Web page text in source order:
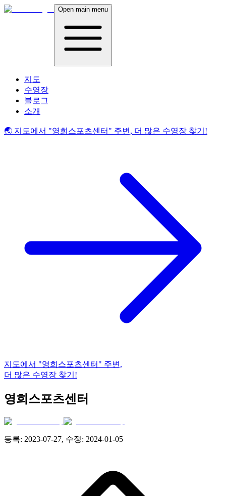
Open main menu
지도
수영장
블로그
소개
🌏 지도에서 "영희스포츠센터" 주변, 더 많은 수영장 찾기!
지도에서 "영희스포츠센터" 주변,
더 많은 수영장 찾기!
영희스포츠센터
등록: 2023-07-27, 수정: 2024-01-05